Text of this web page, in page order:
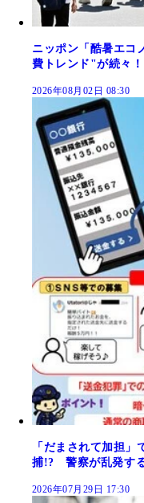
ニッポン「酷暑エコ
費トレンド"が続々！
2026年08月02日 08:30
「だまされて加担
捕!? 警察が乱発す
2026年07月29日 17:30